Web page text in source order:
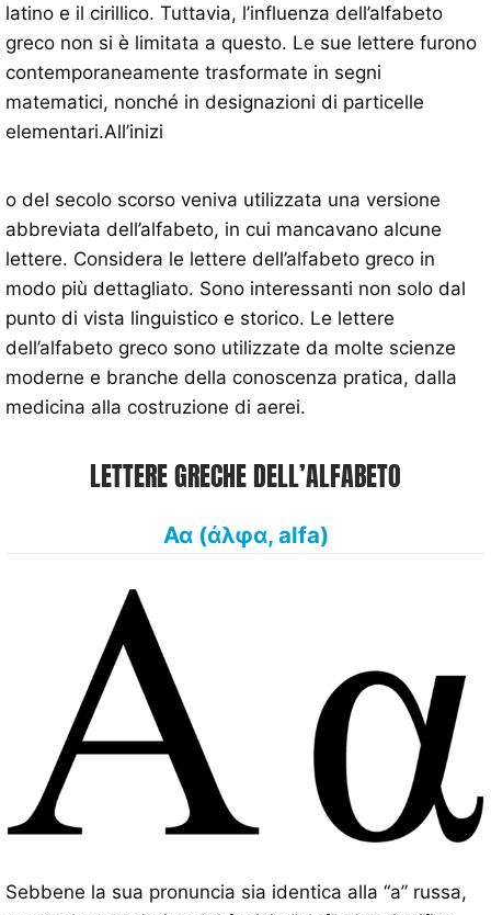
latino e il cirillico. Tuttavia, l’influenza dell’alfabeto
greco non si è limitata a questo. Le sue lettere furono
contemporaneamente trasformate in segni
matematici, nonché in designazioni di particelle
elementari.All’inizi
o del secolo scorso veniva utilizzata una versione
abbreviata dell’alfabeto, in cui mancavano alcune
lettere. Considera le lettere dell’alfabeto greco in
modo più dettagliato. Sono interessanti non solo dal
punto di vista linguistico e storico. Le lettere
dell’alfabeto greco sono utilizzate da molte scienze
moderne e branche della conoscenza pratica, dalla
medicina alla costruzione di aerei.
LETTERE GRECHE DELL’ALFABETO
Αα (άλφα, alfa)
Sebbene la sua pronuncia sia identica alla “a” russa,